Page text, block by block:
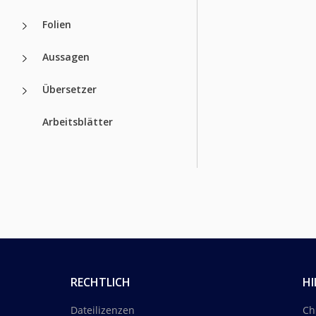
Folien
Aussagen
Übersetzer
Arbeitsblätter
RECHTLICH
Dateilizenzen